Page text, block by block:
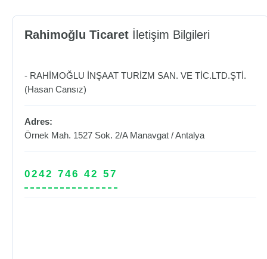
Rahimoğlu Ticaret İletişim Bilgileri
- RAHİMOĞLU İNŞAAT TURİZM SAN. VE TİC.LTD.ŞTİ.
(Hasan Cansız)
Adres:
Örnek Mah. 1527 Sok. 2/A Manavgat /Antalya
0242 746 42 57